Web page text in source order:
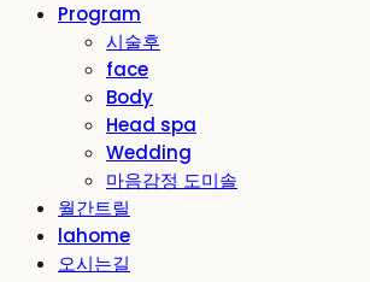
Program
시술후
face
Body
Head spa
Wedding
마음감정 도미솔
월간트릴
lahome
오시는길